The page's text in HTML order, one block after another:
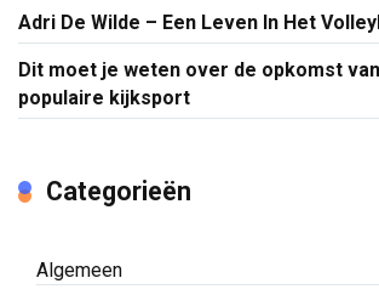
Adri De Wilde – Een Leven In Het
Dit moet je weten over de opkomst
populaire kijksport
Categorieën
Algemeen